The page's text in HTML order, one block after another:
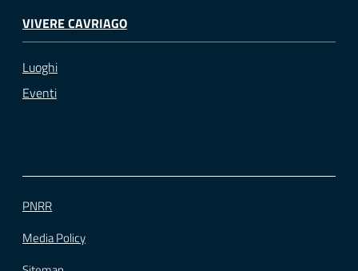
VIVERE CAVRIAGO
Luoghi
Eventi
PNRR
Media Policy